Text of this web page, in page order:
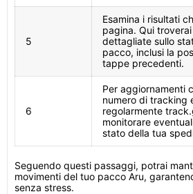
5
Esamina i risultati
pagina. Qui
dettagliate sullo
pacco, inclusi la
tappe precedenti.
6
Per aggiornamenti
numero di tracking
regolarmente
monitorare
stato della tua
Seguendo questi passaggi, potrai
movimenti del tuo pacco Aru,
senza stress.